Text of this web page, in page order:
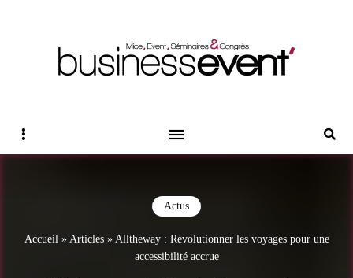
Sidebar
Actus
Accueil» Articles» Alltheway : Révolutionner les voyages pour une
accessibilité accrue